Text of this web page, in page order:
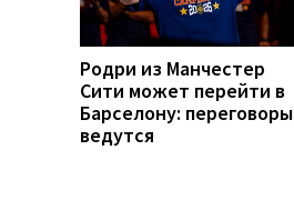
Родри из Манчестер
Сити может перейти в
Барселону: переговоры
ведутся